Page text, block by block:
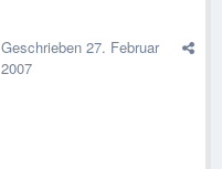
Geschrieben 27. Februar
2007